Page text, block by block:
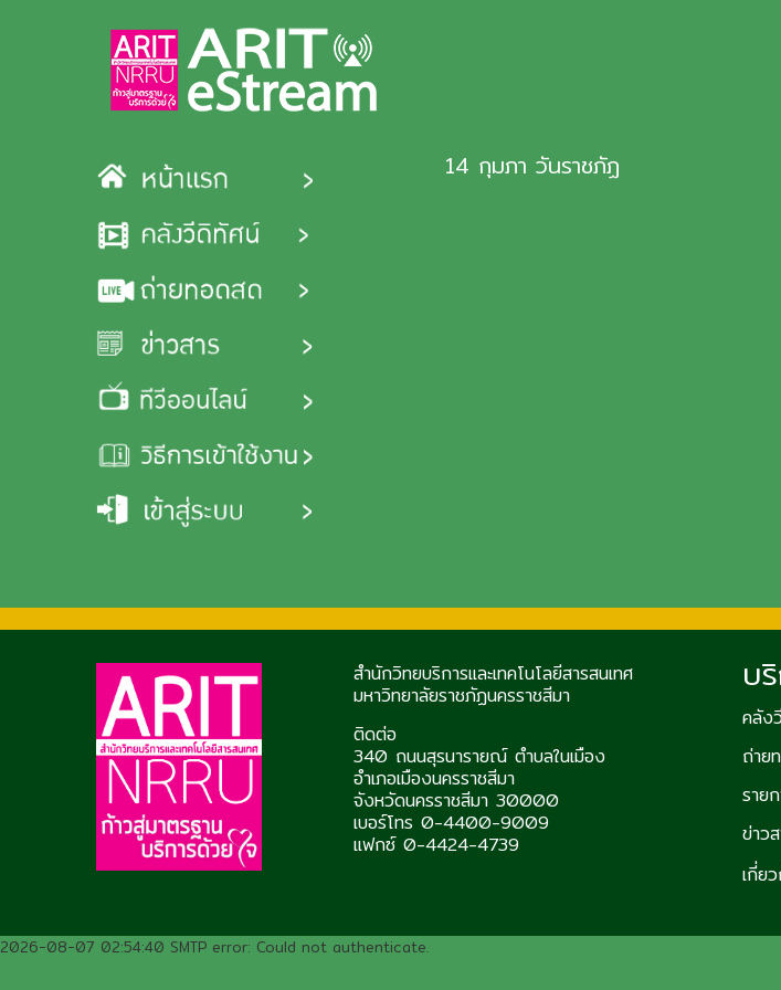
14 กุมภา วันราชภัฏ
สำนักวิทยบริการและเทคโนโลยีสารสนเทศ
มหาวิทยาลัยราชภัฏนครราชสีมา
ติดต่อ
340 ถนนสุรนารายณ์ ตำบลในเมือง
อำเภอเมืองนครราชสีมา
จังหวัดนครราชสีมา 30000
เบอร์โทร 0-4400-9009
แฟกซ์ 0-4424-4739
บ
คลัง
ถ่าย
ราย
ข่าว
เกี่ย
2026-08-07 02:54:40 SMTP error: Could not authenticate.